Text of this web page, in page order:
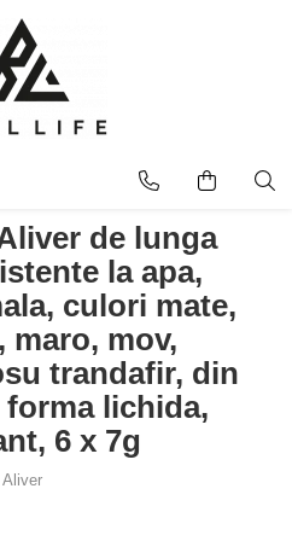
de lunga
la apa,
culori mate,
maro, mov,
trandafir, din
lichida,
6 x 7g
Aliver